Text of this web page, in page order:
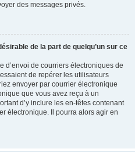
des messages privés.
de la part de quelqu’un sur ce
d’envoi de courriers électroniques de
de repérer les utilisateurs
envoyer par courrier électronique
que vous avez reçu à un
d’y inclure les en-têtes contenant
électronique. Il pourra alors agir en